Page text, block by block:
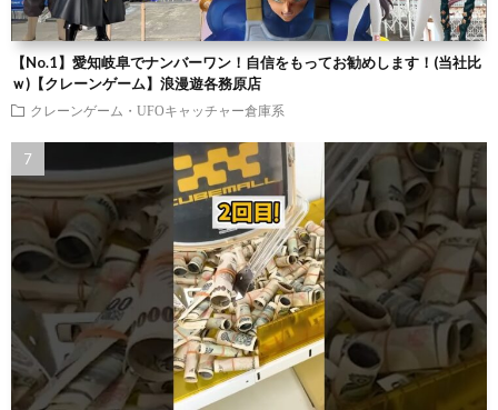
【No.1】愛知岐阜でナンバーワン！自信をもってお勧めします！(当社比
ｗ)【クレーンゲーム】浪漫遊各務原店
クレーンゲーム・UFOキャッチャー倉庫系